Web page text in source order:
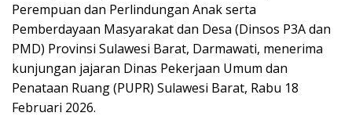
Perempuan dan Perlindungan Anak serta
Pemberdayaan Masyarakat dan Desa (Dinsos P3A dan
PMD) Provinsi Sulawesi Barat, Darmawati, menerima
kunjungan jajaran Dinas Pekerjaan Umum dan
Penataan Ruang (PUPR) Sulawesi Barat, Rabu 18
Februari 2026.